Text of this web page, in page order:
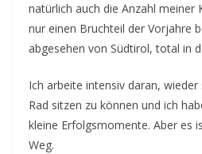
natürlich auch die Anzahl meiner
nur einen Bruchteil der Vorjahre
abgesehen von Südtirol, total in
Ich arbeite intensiv daran,
Rad sitzen zu können und ich
kleine Erfolgsmomente. Aber es
Weg.